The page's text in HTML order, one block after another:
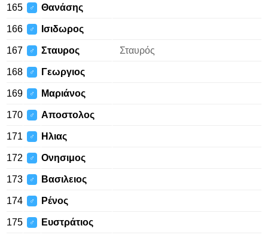
165 ♂ Θανάσης
166 ♂ Ισιδωρος
167 ♂ Σταυρος Σταυρός
168 ♂ Γεωργιος
169 ♂ Μαριάνος
170 ♂ Αποστολος
171 ♂ Ηλιας
172 ♂ Ονησιμος
173 ♂ Βασιλειος
174 ♂ Ρένος
175 ♂ Ευστράτιος